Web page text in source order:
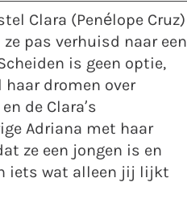
Clara (Penélope Cruz)
pas verhuisd naar een
is geen optie,
dromen over
de Clara’s
Adriana met haar
ze een jongen is en
iets wat alleen jij lijkt